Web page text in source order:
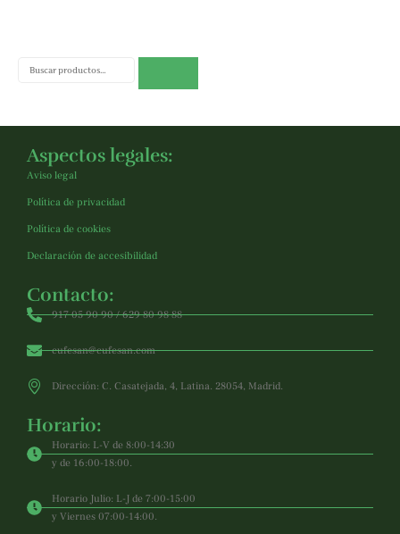
Aspectos legales:
Aviso legal
Política de privacidad
Política de cookies
Declaración de accesibilidad
Contacto:
917 05 90 90 / 629 80 98 88
cufesan@cufesan.com
Dirección: C. Casatejada, 4, Latina. 28054, Madrid.
Horario:
Horario: L-V de 8:00-14:30
y de 16:00-18:00.
Horario Julio: L-J de 7:00-15:00
y Viernes 07:00-14:00.